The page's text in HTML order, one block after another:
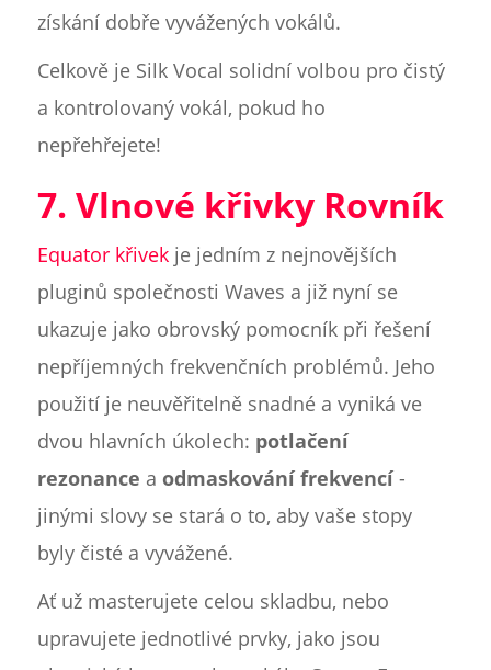
získání dobře vyvážených vokálů.
Celkově je Silk Vocal solidní volbou pro čistý
a kontrolovaný vokál, pokud ho
nepřehřejete!
7. Vlnové křivky Rovník
Equator křivekje jedním z nejnovějších
pluginů společnosti Waves a již nyní se
ukazuje jako obrovský pomocník při řešení
nepříjemných frekvenčních problémů. Jeho
použití je neuvěřitelně snadné a vyniká ve
dvou hlavních úkolech: potlačení
rezonance a odmaskování frekvencí-
jinými slovy se stará o to, aby vaše stopy
byly čisté a vyvážené.
Ať už masterujete celou skladbu, nebo
upravujete jednotlivé prvky, jako jsou